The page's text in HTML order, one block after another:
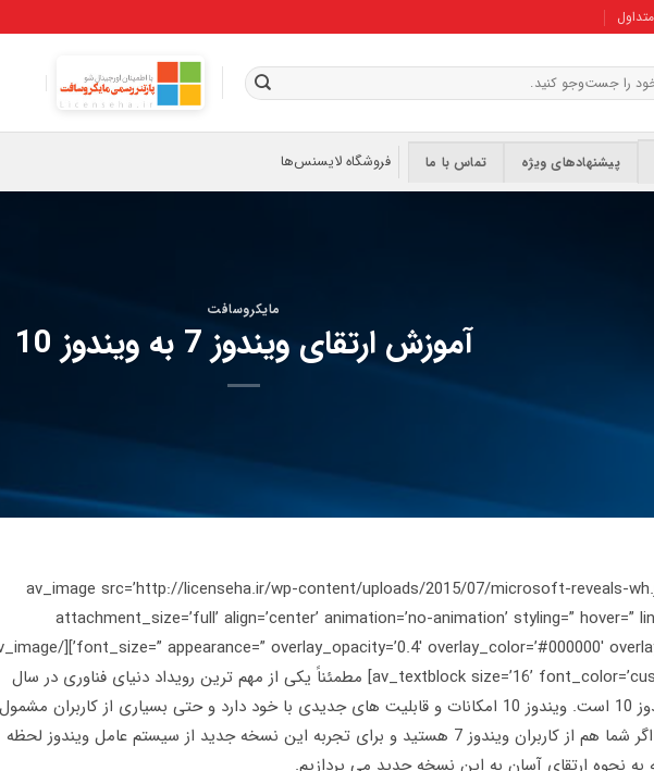
پیشنهادهای ویژه تماس با ما فروشگاه لایسنس‌ها
مایکروسافت
آموزش ارتقای ویندوز 7 به ویندوز 10
[av_image src=’http://licenseha.ir/wp-content/uploads/2015/07/microsoft-reveals-
attachment_size=’full’ align=’center’ animation=’no-animation’ styling=” hover=”
[av_textblock size=’16’ font_color=’custom’ color=’#303030′] مطمئناً یکی از مهم ترین رویداد دنیای فناوری در سال
میلادی جاری؛ عرضه ویندوز 10 است. ویندوز 10 امکانات و قابلیت های جدیدی با خود دارد و حتی بسیاری از کاربران مشمول
ارتقای رایگان می شوند. اگر شما هم از کاربران ویندوز 7 هستید و برای تجربه این نسخه جدید از سیستم عامل ویندوز لحظه
به نحوه ارتقای آسان به این نسخه جدید می پردازیم.